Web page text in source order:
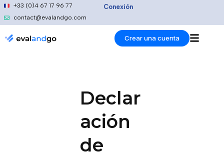
al
+33 (0)4 67 17 96 77
contact@evalandgo.com
Conexión
Crear una cuenta
Declar
ación
de